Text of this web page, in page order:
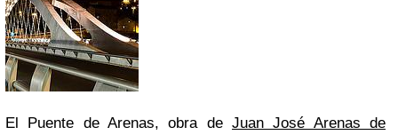
El Puente de Arenas, obra de Juan José Arenas de